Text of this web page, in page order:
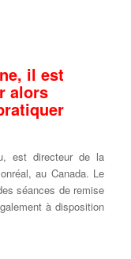
il est
alors
est directeur de la
au Canada. Le
séances de remise
à disposition